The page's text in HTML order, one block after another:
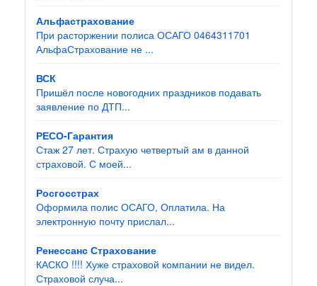
Альфастрахование
При расторжении полиса ОСАГО 0464311701
АльфаСтрахование не ...
ВСК
Пришёл после новогодних праздников подавать
заявление по ДТП...
РЕСО-Гарантия
Стаж 27 лет. Страхую четвертый ам в данной
страховой. С моей...
Росгосстрах
Оформила полис ОСАГО, Оплатила. На
электронную почту прислал...
Ренессанс Страхование
КАСКО !!!! Хуже страховой компании не видел.
Страховой случа...